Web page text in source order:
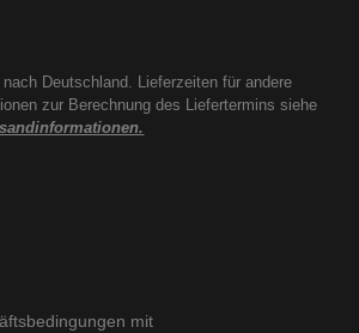
Deutschland. Lieferzeiten für andere
zur Berechnung des Liefertermins siehe
mit